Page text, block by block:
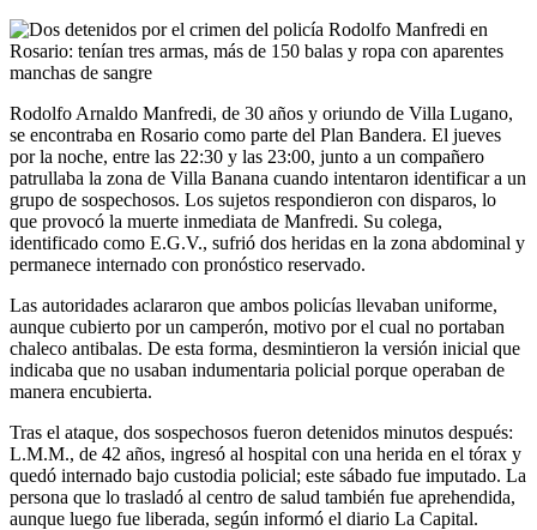
Rodolfo Arnaldo Manfredi, de 30 años y oriundo de Villa Lugano,
se encontraba en Rosario como parte del Plan Bandera. El jueves
por la noche, entre las 22:30 y las 23:00, junto a un compañero
patrullaba la zona de Villa Banana cuando intentaron identificar a un
grupo de sospechosos. Los sujetos respondieron con disparos, lo
que provocó la muerte inmediata de Manfredi. Su colega,
identificado como E.G.V., sufrió dos heridas en la zona abdominal y
permanece internado con pronóstico reservado.
Las autoridades aclararon que ambos policías llevaban uniforme,
aunque cubierto por un camperón, motivo por el cual no portaban
chaleco antibalas. De esta forma, desmintieron la versión inicial que
indicaba que no usaban indumentaria policial porque operaban de
manera encubierta.
Tras el ataque, dos sospechosos fueron detenidos minutos después:
L.M.M., de 42 años, ingresó al hospital con una herida en el tórax y
quedó internado bajo custodia policial; este sábado fue imputado. La
persona que lo trasladó al centro de salud también fue aprehendida,
aunque luego fue liberada, según informó el diario La Capital.